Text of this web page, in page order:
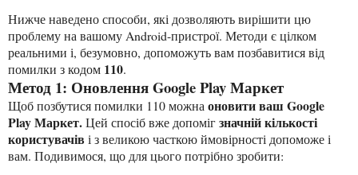
Нижче наведено способи, які дозволяють вирішити цю
проблему на вашому Android-пристрої. Методи є цілком
реальними і, безумовно, допоможуть вам позбавитися від
помилки з кодом 110.
Метод 1: Оновлення Google Play Маркет
Щоб позбутися помилки 110 можнаоновити ваш Google
Play Маркет.Цей спосіб вже допомігзначній кількості
користувачів і з великою часткою ймовірності допоможе і
вам. Подивимося, що для цього потрібно зробити: